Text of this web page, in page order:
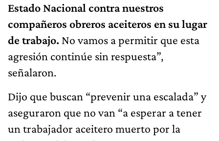
Estado Nacional contra nuestros
compañeros obreros aceiteros en su lugar
de trabajo. No vamos a permitir que esta
agresión continúe sin respuesta”,
señalaron.
Dijo que buscan “prevenir una escalada” y
aseguraron que no van “a esperar a tener
un trabajador aceitero muerto por la